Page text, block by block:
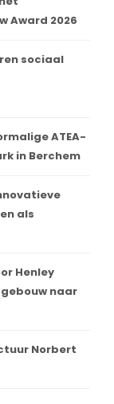
Award 2026
sociaal
ATEA-
in Berchem
als
Henley
naar
Norbert